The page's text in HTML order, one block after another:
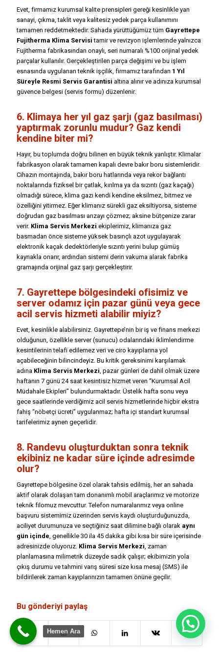
Evet, firmamız kurumsal kalite prensipleri gereği kesinlikle yan
sanayi, çıkma, taklit veya kalitesiz yedek parça kullanımını
tamamen reddetmektedir. Sahada yürüttüğümüz tüm Gayrettepe
Fujitherma Klima Servisi tamir ve revizyon işlemlerinde yalnızca
Fujitherma fabrikasından onaylı, seri numaralı %100 orijinal yedek
parçalar kullanılır. Gerçekleştirilen parça değişimi ve bu işlem
esnasında uygulanan teknik işçilik, firmamız tarafından 1 Yıl
Süreyle Resmi Servis Garantisi altına alınır ve adınıza kurumsal
güvence belgesi (servis formu) düzenlenir.
6. Klimaya her yıl gaz şarjı (gaz basılması)
yaptırmak zorunlu mudur? Gaz kendi
kendine biter mi?
Hayır, bu toplumda doğru bilinen en büyük teknik yanlıştır. Klimalar
fabrikasyon olarak tamamen kapalı devre bakır boru sistemleridir.
Cihazın montajında, bakır boru hatlarında veya rekor bağlantı
noktalarında fiziksel bir çatlak, kırılma ya da sızıntı (gaz kaçağı)
olmadığı sürece, klima gazı kendi kendine eksilmez, bitmez ve
özelliğini yitirmez. Eğer klimanız sürekli gaz eksiltiyorsa, sisteme
doğrudan gaz basılması arızayı çözmez; aksine bütçenize zarar
verir. Klima Servis Merkezi ekiplerimiz, klimanıza gaz
basmadan önce sisteme yüksek basınçlı azot uygulayarak
elektronik kaçak dedektörleriyle sızıntı yerini bulup gümüş
kaynakla onarır, ardından sistemi derin vakuma alarak fabrika
gramajında orijinal gaz şarjı gerçekleştirir.
7. Gayrettepe bölgesindeki ofisimiz ve
server odamız için pazar günü veya gece
acil servis hizmeti alabilir miyiz?
Evet, kesinlikle alabilirsiniz. Gayrettepe’nin bir iş ve finans merkezi
olduğunun, özellikle server (sunucu) odalarındaki iklimlendirme
kesintilerinin telafi edilemez veri ve ciro kayıplarına yol
açabileceğinin bilincindeyiz. Bu kritik gereksinimi karşılamak
adına Klima Servis Merkezi , pazar günleri de dahil olmak üzere
haftanın 7 günü 24 saat kesintisiz hizmet veren “Kurumsal Acil
Müdahale Ekipleri” bulundurmaktadır. Üstelik hafta sonu veya
gece saatlerinde verdiğimiz acil servis hizmetlerinde hiçbir ekstra
fahiş “nöbetçi ücreti” uygulanmaz; hafta içi standart kurumsal
tarifelerimiz aynen geçerlidir.
8. Randevu oluşturduktan sonra teknik
ekibiniz ne kadar süre içinde adresimde
olur?
Gayrettepe bölgesine özel olarak tahsis edilmiş, her an sahada
aktif olarak dolaşan tam donanımlı mobil araçlarımız ve motorize
teknik filomuz mevcuttur. Telefon numaralarımız veya online
başvuru sistemimiz üzerinden servis kaydı oluşturduğunuzda,
aciliyet durumunuza ve seçtiğiniz saat dilimine bağlı olarak aynı
gün içinde , genellikle 30 ila 45 dakika gibi kısa bir süre içerisinde
adresinizde oluyoruz. Klima Servis Merkezi , zaman
planlamasına milimetrik düzeyde sadık çalışır; ekibimizin yola
çıkış durumu ve tahmini varış süresi size kısa mesaj (SMS) ile
bildirilerek zaman kayıplarınızın tamamen önüne geçilir.
Bu gönderiyi paylaş
Hemen Ara